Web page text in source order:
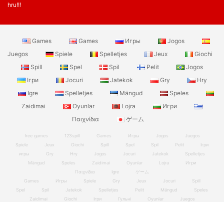
hru!!!
Games Games Игры
Jogos
Juegos
Spiele Spelletjes Jeux
Giochi
Spill
Spel Spil Pelit
Jogos
Ігри
Jocuri Jatekok Gry
Hry
Igre
Spelletjes Mängud
Speles
Zaidimai
Oyunlar Lojra
Игри
Παιχνίδια
ゲーム
free games 123spill Games Игры Jogos
Juegos
Spiele
Jeux Giochi Spill Spel Spil Pelit
Ігри
игры
Gry Hry Jogos Jocuri Jatekok
Spelletjes
Mängud
Speles Zaidimai Oyunlar Lojra
Игри
Παιχνίδια
Igre
ゲーム
Games
Игры Spiele Gry Jeux Jocuri
Spill
Spel
Spil Jatekok Spelletjes Pelit Mängud
Speles
Zaidimai
Giochi Ігри Гульні Oyunlar
Juegos